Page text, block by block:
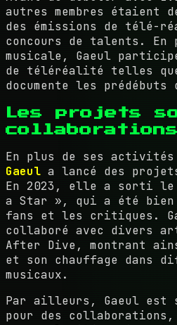
autres membres étaient
des émissions de télé-
concours de talents.
musicale, Gaeul
de téléréalité telles
documente les prédébuts
Les projets
En plus de ses
Gaeul a lancé des
En 2023, elle a sorti le
a Star », qui a été
fans et les critiques.
collaboré avec divers
After Dive, montrant
et son chauffage dans
musicaux.
Par ailleurs, Gaeul est
pour des collaborations,